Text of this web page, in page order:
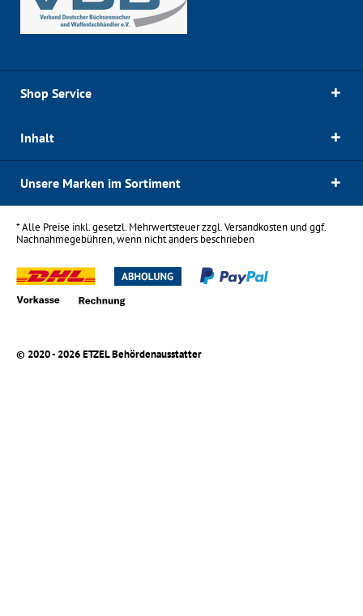
Shop Service
Inhalt
Unsere Marken im Sortiment
* Alle Preise inkl. gesetzl. Mehrwertsteuer zzgl.Versandkostenund ggf.
Nachnahmegebühren, wenn nicht anders beschrieben
© 2020 - 2026 ETZEL Behördenausstatter